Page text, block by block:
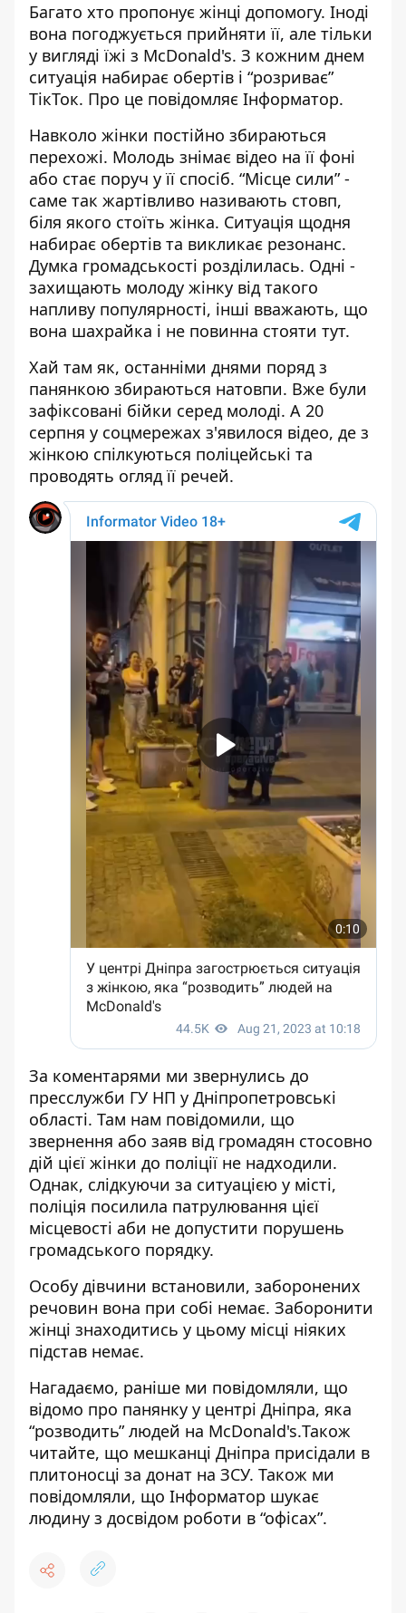
Багато хто пропонує жінці допомогу. Іноді
вона погоджується прийняти її, але тільки
у вигляді їжі з McDonald's. З кожним днем
ситуація набирає обертів і “розриває”
ТікТок. Про це повідомляє Інформатор.
Навколо жінки постійно збираються
перехожі. Молодь знімає відео на її фоні
або стає поруч у її спосіб. “Місце сили” -
саме так жартівливо називають стовп,
біля якого стоїть жінка. Ситуація щодня
набирає обертів та викликає резонанс.
Думка громадськості розділилась. Одні -
захищають молоду жінку від такого
напливу популярності, інші вважають, що
вона шахрайка і не повинна стояти тут.
Хай там як, останніми днями поряд з
панянкою збираються натовпи. Вже були
зафіксовані бійки серед молоді. А 20
серпня у соцмережах з'явилося відео, де з
жінкою спілкуються поліцейські та
проводять огляд її речей.
За коментарями ми звернулись до
пресслужби ГУ НП у Дніпропетровські
області. Там нам повідомили, що
звернення або заяв від громадян стосовно
дій цієї жінки до поліції не надходили.
Однак, слідкуючи за ситуацією у місті,
поліція посилила патрулювання цієї
місцевості аби не допустити порушень
громадського порядку.
Особу дівчини встановили, заборонених
речовин вона при собі немає. Заборонити
жінці знаходитись у цьому місці ніяких
підстав немає.
Нагадаємо, раніше ми повідомляли, що
відомо про панянку у центрі Дніпра, яка
“розводить” людей на McDonald's.Також
читайте, що мешканці Дніпра присідали в
плитоносці за донат на ЗСУ. Також ми
повідомляли, що Інформатор шукає
людину з досвідом роботи в “офісах”.